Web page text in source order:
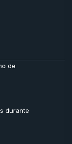
de
durante